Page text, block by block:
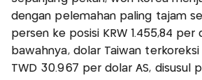
dengan pelemahan paling tajam
persen ke posisi KRW 1.455,84 per
bawahnya, dolar Taiwan
TWD 30.967 per dolar AS, disusul